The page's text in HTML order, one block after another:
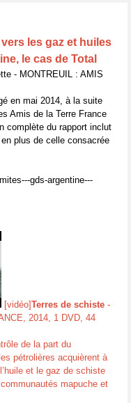
les gaz et huiles
le cas de Total
- MONTREUIL : AMIS
en mai 2014, à la suite
Amis de la Terre France
complète du rapport inclut
plus de celle consacrée
gds-argentine---
[vidéo]Terres de schiste -
2014, 1 DVD, 44
de la part du
pétrolières acquièrent à
et le gaz de schiste
mapuche et